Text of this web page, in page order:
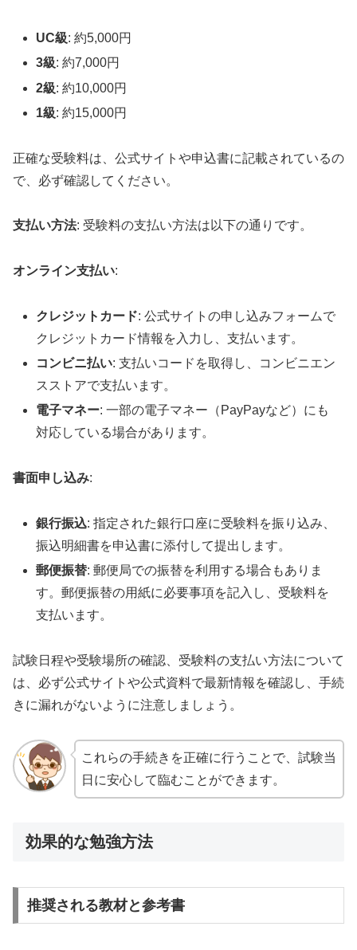
UC級: 約5,000円
3級: 約7,000円
2級: 約10,000円
1級: 約15,000円
正確な受験料は、公式サイトや申込書に記載されているの
で、必ず確認してください。
支払い方法: 受験料の支払い方法は以下の通りです。
オンライン支払い:
クレジットカード: 公式サイトの申し込みフォームで
クレジットカード情報を入力し、支払います。
コンビニ払い: 支払いコードを取得し、コンビニエン
スストアで支払います。
電子マネー: 一部の電子マネー（PayPayなど）にも
対応している場合があります。
書面申し込み:
銀行振込: 指定された銀行口座に受験料を振り込み、
振込明細書を申込書に添付して提出します。
郵便振替: 郵便局での振替を利用する場合もありま
す。郵便振替の用紙に必要事項を記入し、受験料を
支払います。
試験日程や受験場所の確認、受験料の支払い方法について
は、必ず公式サイトや公式資料で最新情報を確認し、手続
きに漏れがないように注意しましょう。
これらの手続きを正確に行うことで、試験当
日に安心して臨むことができます。
効果的な勉強方法
推奨される教材と参考書